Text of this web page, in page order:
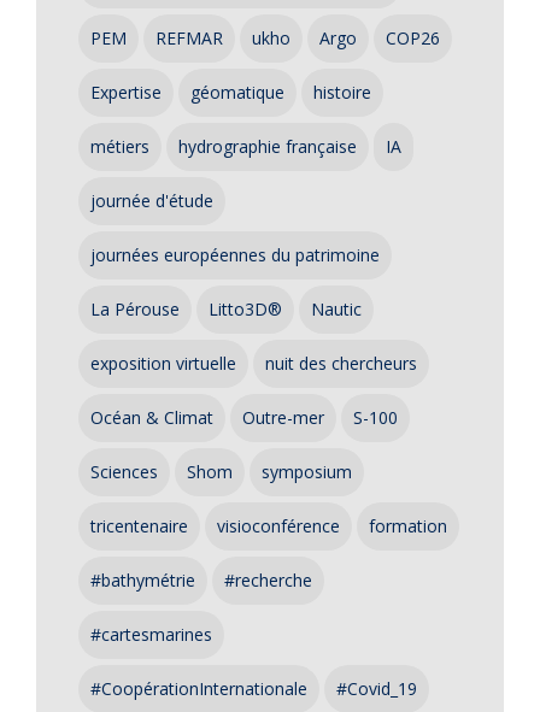
PEM REFMAR ukho Argo COP26
Expertise géomatique histoire
métiers hydrographie française IA
journée d'étude
journées européennes du patrimoine
La Pérouse Litto3D® Nautic
exposition virtuelle nuit des chercheurs
Océan & Climat Outre-mer S-100
Sciences Shom symposium
tricentenaire visioconférence formation
#bathymétrie #recherche
#cartesmarines
#CoopérationInternationale #Covid_19